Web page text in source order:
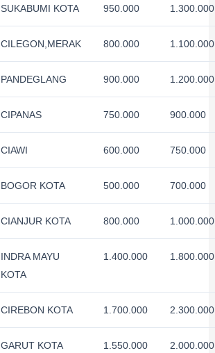
SUKABUMI KOTA 950.000 1.300.000
CILEGON,MERAK 800.000 1.100.000
PANDEGLANG 900.000 1.200.000
CIPANAS 750.000 900.000
CIAWI 600.000 750.000
BOGOR KOTA 500.000 700.000
CIANJUR KOTA 800.000 1.000.000
INDRA MAYU
KOTA
1.400.000 1.800.000
CIREBON KOTA 1.700.000 2.300.000
GARUT KOTA 1.550.000 2.000.000